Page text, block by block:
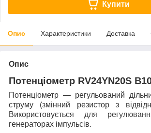
Купити
Опис Характеристики Доставка
Опис
Потенціометр RV24YN20S
Потенціометр — регульований
струму (змінний резистор з
Використовується для
генераторах імпульсів.